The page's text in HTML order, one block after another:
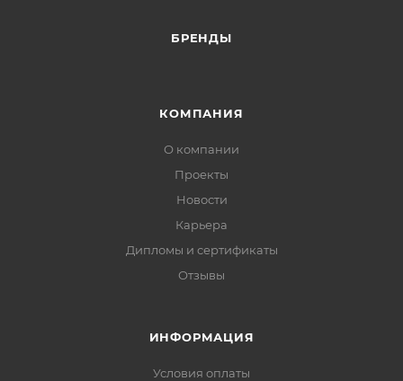
БРЕНДЫ
КОМПАНИЯ
О компании
Проекты
Новости
Карьера
Дипломы и сертификаты
Отзывы
ИНФОРМАЦИЯ
Условия оплаты